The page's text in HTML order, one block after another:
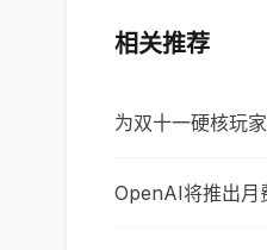
相关推荐
为双十一硬核玩
OpenAI将推出月